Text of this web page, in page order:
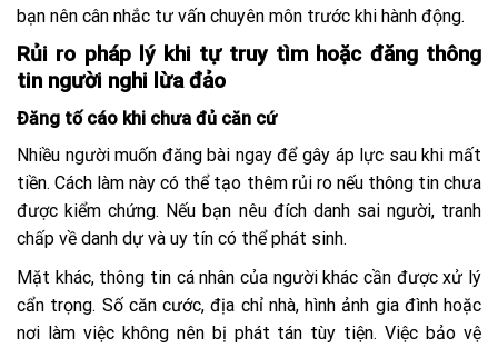
bạn nên cân nhắc tư vấn chuyên môn trước khi hành động.
Rủi ro pháp lý khi tự truy tìm hoặc đăng thông
tin người nghi lừa đảo
Đăng tố cáo khi chưa đủ căn cứ
Nhiều người muốn đăng bài ngay để gây áp lực sau khi mất
tiền. Cách làm này có thể tạo thêm rủi ro nếu thông tin chưa
được kiểm chứng. Nếu bạn nêu đích danh sai người, tranh
chấp về danh dự và uy tín có thể phát sinh.
Mặt khác, thông tin cá nhân của người khác cần được xử lý
cẩn trọng. Số căn cước, địa chỉ nhà, hình ảnh gia đình hoặc
nơi làm việc không nên bị phát tán tùy tiện. Việc bảo vệ